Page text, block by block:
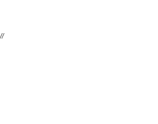
//